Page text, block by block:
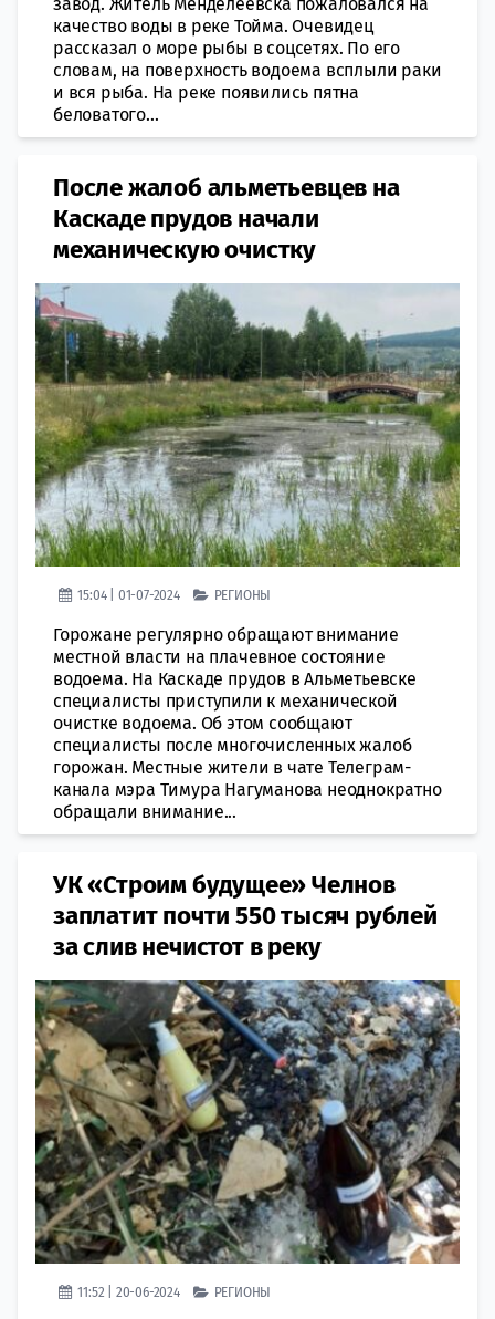
качество воды в реке Тойма. Очевидец
рассказал о море рыбы в соцсетях. По его
словам, на поверхность водоема всплыли раки
и вся рыба. На реке появились пятна
беловатого...
После жалоб альметьевцев на
Каскаде прудов начали
механическую очистку
15:04 | 01-07-2024 РЕГИОНЫ
Горожане регулярно обращают внимание
местной власти на плачевное состояние
водоема. На Каскаде прудов в Альметьевске
специалисты приступили к механической
очистке водоема. Об этом сообщают
специалисты после многочисленных жалоб
горожан. Местные жители в чате Телеграм-
канала мэра Тимура Нагуманова неоднократно
обращали внимание...
УК «Строим будущее» Челнов
заплатит почти 550 тысяч рублей
за слив нечистот в реку
11:52 | 20-06-2024 РЕГИОНЫ